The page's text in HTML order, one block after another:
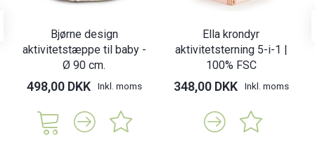
Bjørne design
aktivitetstæppe til baby -
Ø 90 cm.
498,00 DKK Inkl. moms
Ella krondyr
aktivitetsterning 5-i-1 |
100% FSC
348,00 DKK Inkl. moms